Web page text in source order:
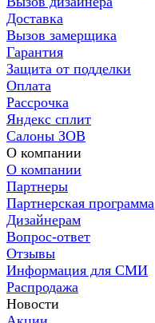
Доставка
Вызов замерщика
Гарантия
Защита от подделки
Оплата
Рассрочка
Яндекс сплит
Салоны ЗОВ
О компании
О компании
Партнеры
Партнерская программа
Дизайнерам
Вопрос-ответ
Отзывы
Информация для СМИ
Распродажа
Новости